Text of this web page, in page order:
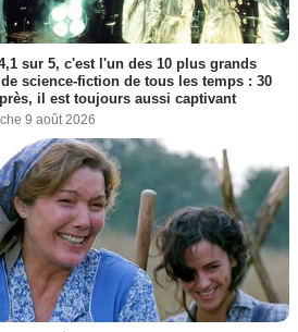
sur 5, c'est l'un des 10 plus grands
science-fiction de tous les temps : 30
il est toujours aussi captivant
9 août 2026